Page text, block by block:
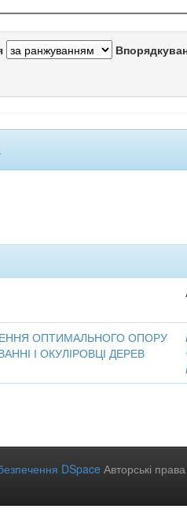
ОПТИМАЛЬНОГО ОПОРУ
І ОКУЛІРОВЦІ ДЕРЕВ
DSpace Авторські